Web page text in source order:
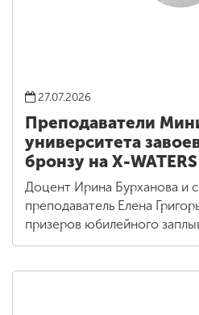
27.07.2026
Преподаватели
университета
бронзу на X-
Доцент Ирина Бурханова и
преподаватель Елена
призеров юбилейного